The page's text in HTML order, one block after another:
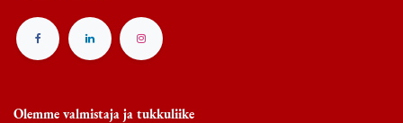
Olemme valmistaja ja tukkuliike